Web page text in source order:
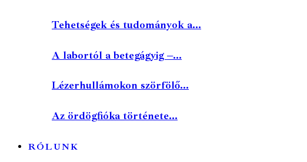
Tehetségek és tudományok a...
A labortól a betegágyig –...
Lézerhullámokon szörfölő...
Az ördögfióka története...
RÓLUNK